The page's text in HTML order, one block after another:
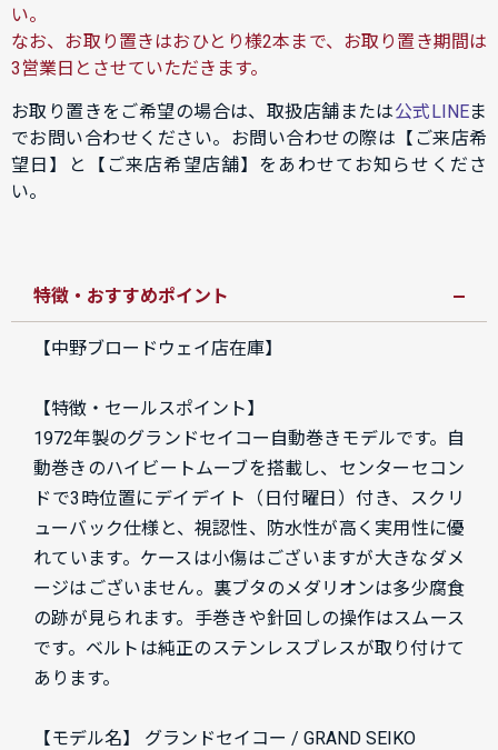
い。
なお、お取り置きはおひとり様2本まで、お取り置き期間は
3営業日とさせていただきます。
お取り置きをご希望の場合は、取扱店舗または公式LINEま
でお問い合わせください。お問い合わせの際は【ご来店希
望日】と【ご来店希望店舗】をあわせてお知らせくださ
い。
特徴・おすすめポイント
【中野ブロードウェイ店在庫】
【特徴・セールスポイント】
1972年製のグランドセイコー自動巻きモデルです。自
動巻きのハイビートムーブを搭載し、センターセコン
ドで3時位置にデイデイト（日付曜日）付き、スクリ
ューバック仕様と、視認性、防水性が高く実用性に優
れています。ケースは小傷はございますが大きなダメ
ージはございません。裏ブタのメダリオンは多少腐食
の跡が見られます。手巻きや針回しの操作はスムース
です。ベルトは純正のステンレスブレスが取り付けて
あります。
【モデル名】 グランドセイコー / GRAND SEIKO